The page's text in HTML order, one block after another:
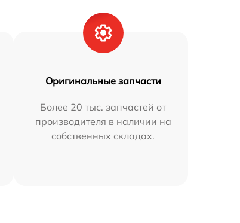
Оригинальные запчасти
Более 20 тыс. запчастей от
производителя в наличии на
собственных складах.